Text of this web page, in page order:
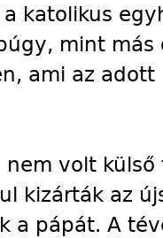
katolikus
mint
ami az
volt
kizárták az
a pápát. A